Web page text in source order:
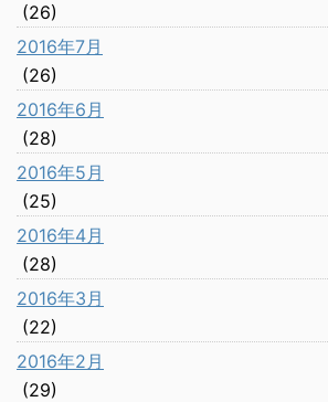
(26)
2016年7月
(26)
2016年6月
(28)
2016年5月
(25)
2016年4月
(28)
2016年3月
(22)
2016年2月
(29)